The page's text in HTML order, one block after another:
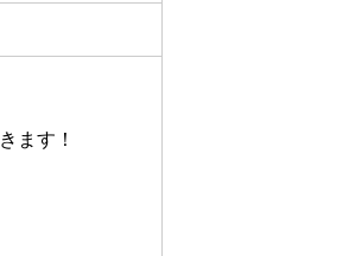
ます！